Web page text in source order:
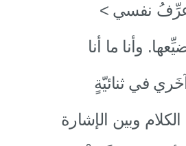
أعرِّفُ نفسي
في ثنائيّةٍ
الكلام وبين الإشارة